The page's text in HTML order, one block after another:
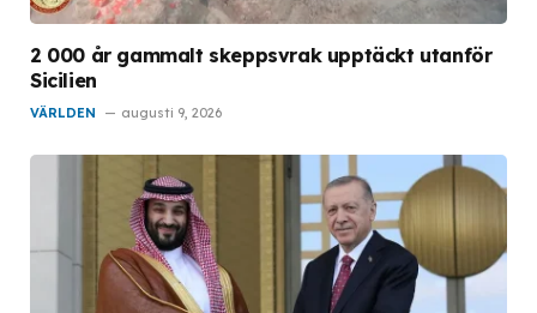
2 000 år gammalt skeppsvrak upptäckt utanför
Sicilien
VÄRLDEN augusti 9, 2026